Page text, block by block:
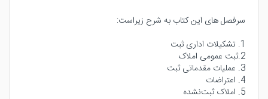
سرفصل های این کتاب به شرح زیراست:
1. تشکیلات اداری ثبت
2.ثبت عمومی املاک
3. عملیات مقدماتی ثبت
4. اعتراضات
5. املاک ثبت‌نشده